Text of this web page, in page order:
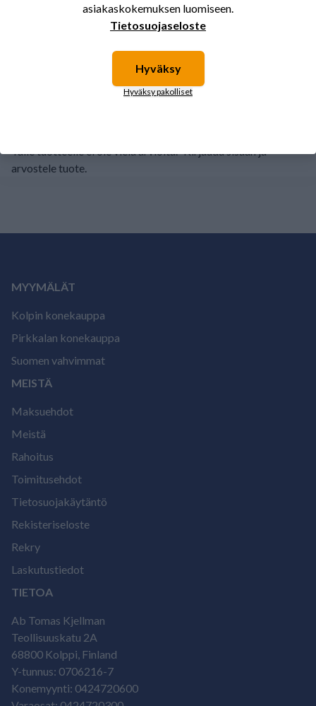
Tälle tuotteelle ei ole vielä arvioita. Kirjaudu sisään ja
arvostele tuote.
MYYMÄLÄT
Kolpin konekauppa
Pirkkalan konekauppa
Suomen vahvimmat
MEISTÄ
Maksuehdot
Meistä
Rahoitus
Toimitusehdot
Tietosuojakäytäntö
Rekisteriseloste
Rekry
Laskutustiedot
TIETOA
Ab Tomas Kjellman
Teollisuuskatu 2A
68800 Kolppi, Finland
Y-tunnus: 0706216-7
Konemyynti: 0424720600
asiakaskokemuksen luomiseen.
Tietosuojaseloste
Hyväksy
Hyväksy pakolliset